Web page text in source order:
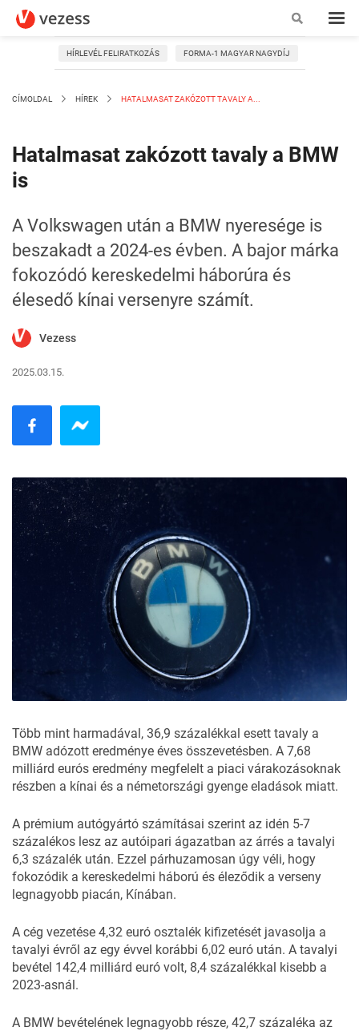
HÍRLEVÉL FELIRATKOZÁS FORMA-1 MAGYAR NAGYDÍJ
CÍMOLDAL HÍREK HATALMASAT ZAKÓZOTT TAVALY A...
Hatalmasat zakózott tavaly a BMW
is
A Volkswagen után a BMW nyeresége is
beszakadt a 2024-es évben. A bajor márka
fokozódó kereskedelmi háborúra és
élesedő kínai versenyre számít.
Vezess
2025.03.15.
Több mint harmadával, 36,9 százalékkal esett tavaly a
BMW adózott eredménye éves összevetésben. A 7,68
milliárd eurós eredmény megfelelt a piaci várakozásoknak
részben a kínai és a németországi gyenge eladások miatt.
A prémium autógyártó számításai szerint az idén 5-7
százalékos lesz az autóipari ágazatban az árrés a tavalyi
6,3 százalék után. Ezzel párhuzamosan úgy véli, hogy
fokozódik a kereskedelmi háború és éleződik a verseny
legnagyobb piacán, Kínában.
A cég vezetése 4,32 euró osztalék kifizetését javasolja a
tavalyi évről az egy évvel korábbi 6,02 euró után. A tavalyi
bevétel 142,4 milliárd euró volt, 8,4 százalékkal kisebb a
2023-asnál.
A BMW bevételének legnagyobb része, 42,7 százaléka az